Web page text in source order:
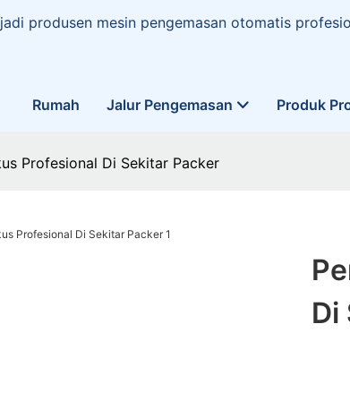
produsen mesin pengemasan otomatis
Rumah Jalur Pengemasan Produk
Profesional Di Sekitar Packer
Di